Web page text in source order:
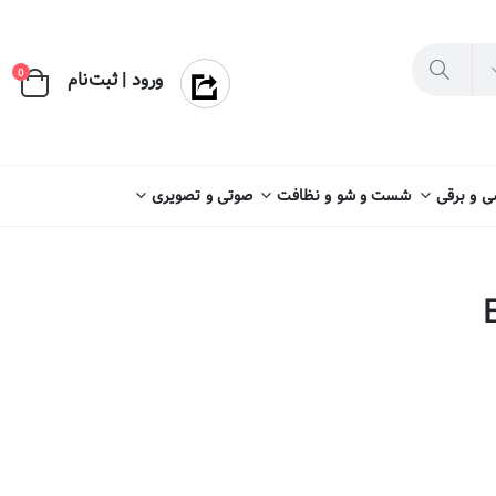
ورود | ثبت‌نام 0
و برقی شست و شو و نظافت صوتی و تصویری